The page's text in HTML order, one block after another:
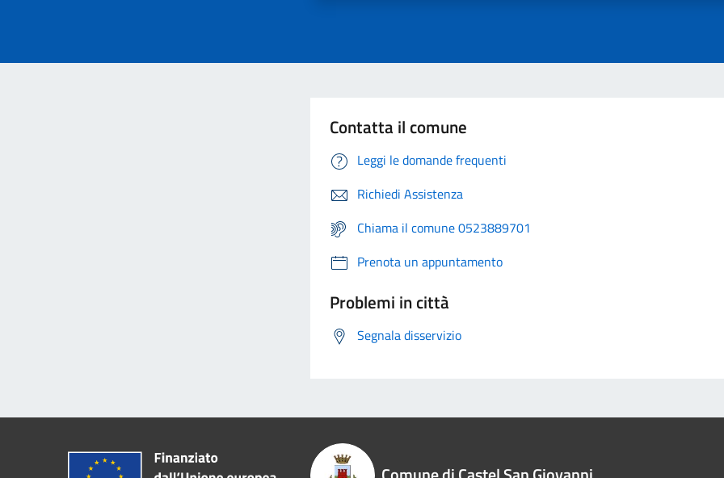
Contatta il comune
Leggi le domande frequenti
Richiedi Assistenza
Chiama il comune 0523889701
Prenota un appuntamento
Problemi in città
Segnala disservizio